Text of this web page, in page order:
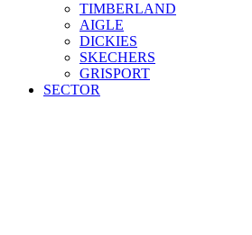
TIMBERLAND
AIGLE
DICKIES
SKECHERS
GRISPORT
SECTOR